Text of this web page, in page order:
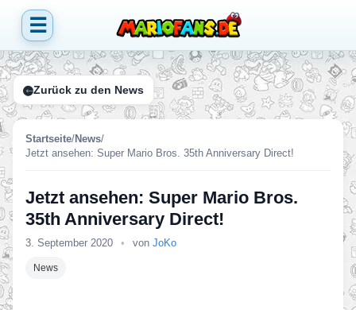
☰
Zurück zu den News
Startseite/News/
Jetzt ansehen: Super Mario Bros. 35th Anniversary Direct!
Jetzt ansehen: Super Mario Bros.
35th Anniversary Direct!
3. September 2020 • von JoKo
News